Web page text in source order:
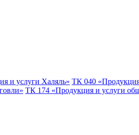
и услуги Халяль» ТК 040 «Продукция
ТК 174 «Продукция и услуги